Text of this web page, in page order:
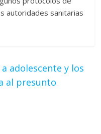
autoridades sanitarias
adolescente y los
al presunto